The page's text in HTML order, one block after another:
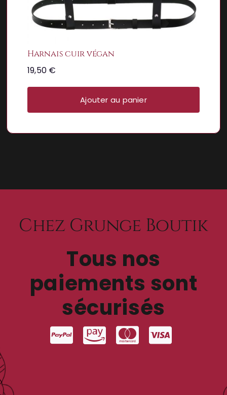
Harnais cuir végan
19,50 €
Ajouter au panier
Chez Grunge Boutik
Tous nos
paiements sont
sécurisés